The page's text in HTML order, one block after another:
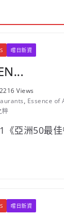
嚐日新資
2216 Views
, Essence of
粹
《亞洲50最佳
嚐日新資